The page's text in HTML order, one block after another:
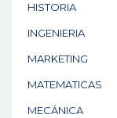
HISTORIA
INGENIERIA
MARKETING
MATEMATICAS
MECÁNICA